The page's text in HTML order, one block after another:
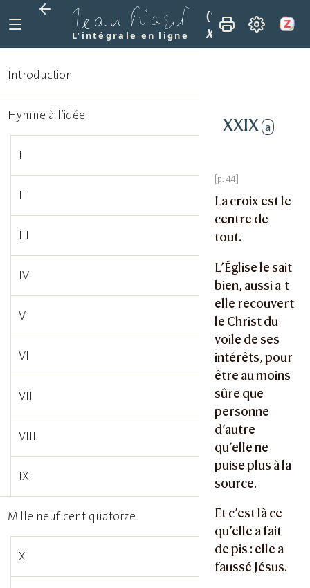
L’intégrale en ligne
(1915)
La mission
XXIX
XXIX a
La croix est le
centre de
tout.
L’Église le sait
bien, aussi a-t-
elle recouvert
le Christ du
voile de ses
intérêts, pour
être au moins
sûre que
personne
d’autre
qu’elle ne
puise plus à la
source.
Et c’est là ce
qu’elle a fait
de pis : elle a
faussé Jésus.
Introduction
Hymne à l’idée
I
II
III
IV
V
VI
VII
VIII
IX
Mille neuf cent quatorze
X